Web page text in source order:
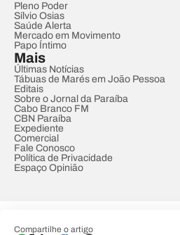
Compartilhe o artigo
Pleno Poder
Sílvio Osias
Saúde Alerta
Mercado em Movimento
Papo Íntimo
Mais
Últimas Notícias
Tábuas de Marés em João Pessoa
Editais
Sobre o Jornal da Paraíba
Cabo Branco FM
CBN Paraíba
Expediente
Comercial
Fale Conosco
Política de Privacidade
Espaço Opinião